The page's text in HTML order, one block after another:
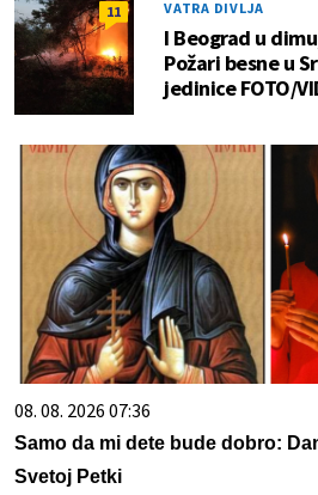
11 VATRA DIVLJA
I Beograd u
Požari besne u
jedinice FOTO/
08. 08. 2026 07:36
Samo da mi dete bude dobro:
Svetoj Petki